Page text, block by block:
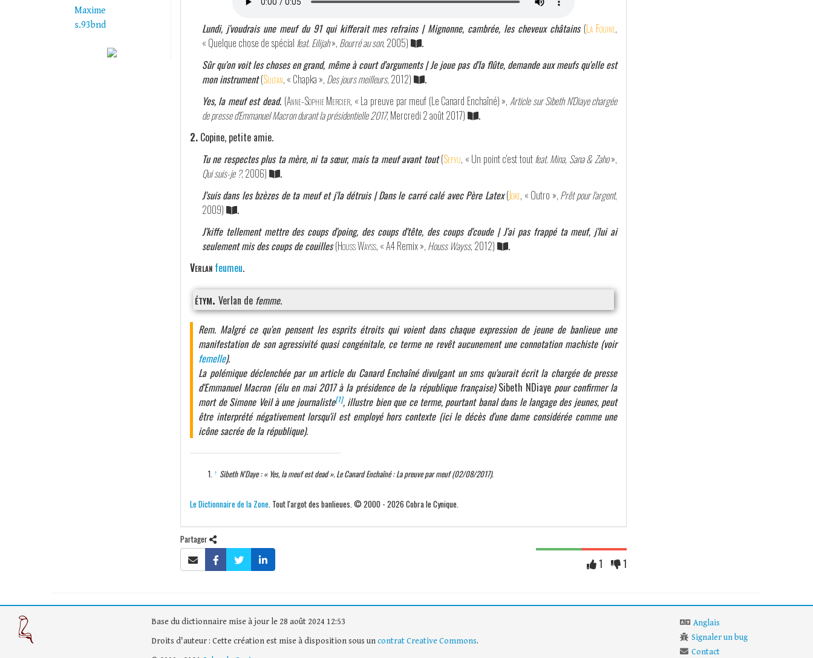
Maxime
s.93bnd
Lundi, j'voudrais une meuf du 91 qui kifferait mes refrains | Mignonne, cambrée, les cheveux châtains (La Fouine,
« Quelque chose de spécial feat. Eilijah», Bourré au son, 2005)
.
Sûr qu'on voit les choses en grand, même à court d'arguments | Je joue pas d'la flûte, demande aux meufs qu'elle est
mon instrument (Sultan, « Chapka », Des jours meilleurs, 2012)
.
Yes, la meuf est dead. (Anne-Sophie Mercier, « La preuve par meuf (Le Canard Enchaîné) »,Article sur Sibeth N'Diaye chargée
de presse d'Emmanuel Macron durant la présidentielle 2017, Mercredi 2 août 2017)
.
2. Copine, petite amie.
Tu ne respectes plus ta mère, ni ta sœur, mais ta meuf avant tout (Sefyu, « Un point c'est toutfeat. Mina, Sana & Zaho»,
Qui suis-je ?, 2006)
.
J'suis dans les bzèzes de ta meuf et j'la détruis | Dans le carré calé avec Père Latex (Joke, « Outro », Prêt pour l'argent,
2009)
.
J'kiffe tellement mettre des coups d'poing, des coups d'tête, des coups d'coude | J'ai pas frappé ta meuf, j'lui ai
seulement mis des coups de couilles (Houss Wayss, « A4 Remix », Houss Wayss, 2012)
.
Verlan feumeu.
étym. Verlan de femme.
Rem. Malgré ce qu'en pensent les esprits étroits qui voient dans chaque expression de jeune de banlieue une
manifestation de son agressivité quasi congénitale, ce terme ne revêt aucunement une connotation machiste (voir
femelle).
La polémique déclenchée par un article du Canard Enchaîné divulgant un sms qu'aurait écrit la chargée de presse
d'Emmanuel Macron (élu en mai 2017 à la présidence de la république française)Sibeth NDiayepour confirmer la
mort de Simone Veil à une journaliste[1], illustre bien que ce terme, pourtant banal dans le langage des jeunes, peut
être interprété négativement lorsqu'il est employé hors contexte (ici le décès d'une dame considérée comme une
icône sacrée de la république).
↑ Sibeth N'Daye : « Yes, la meuf est dead ». Le Canard Enchaîné : La preuve par meuf (02/08/2017).
Le Dictionnaire de la Zone. Tout l'argot des banlieues. © 2000 - 2026 Cobra le Cynique.
Partager
1 1
Base du dictionnaire mise à jour le 28 août 2024 12:53
Droits d'auteur : Cette création est mise à disposition sous uncontrat Creative Commons.
Anglais
Signaler un bug
Contact